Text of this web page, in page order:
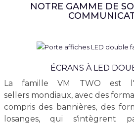
NOTRE GAMME DE
ÉCRANS À LED
La famille VM TWO est
sellers mondiaux, avec des
compris des bannières, des
losanges, qui s'intègrent